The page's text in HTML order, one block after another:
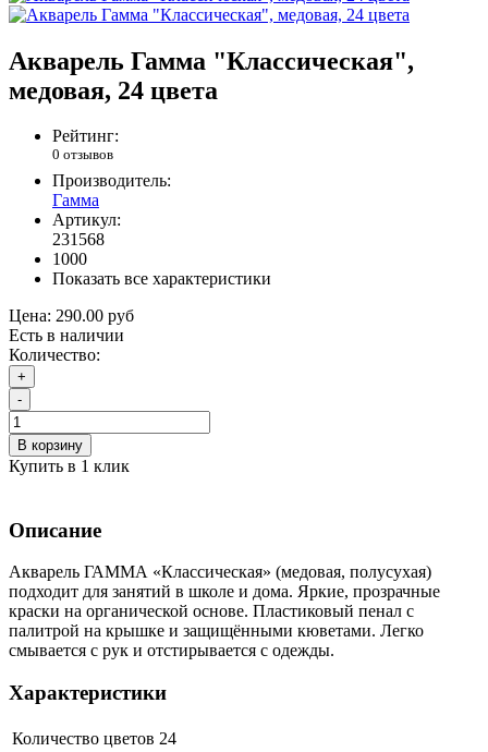
Акварель Гамма "Классическая",
медовая, 24 цвета
Рейтинг:
0 отзывов
Производитель:
Гамма
Артикул:
231568
1000
Показать все характеристики
Цена: 290.00 руб
Есть в наличии
Количество:
+
-
В корзину
Купить в 1 клик
Описание
Акварель ГАММА «Классическая» (медовая, полусухая)
подходит для занятий в школе и дома. Яркие, прозрачные
краски на органической основе. Пластиковый пенал с
палитрой на крышке и защищёнными кюветами. Легко
смывается с рук и отстирывается с одежды.
Характеристики
Количество цветов 24